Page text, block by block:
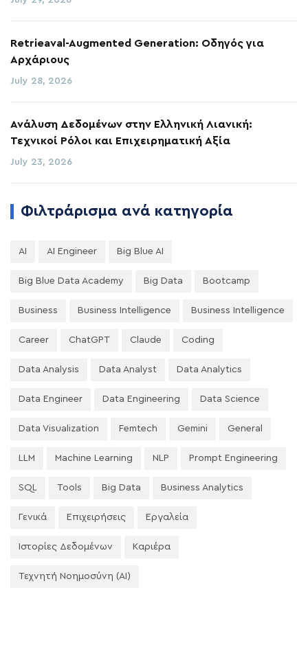
Retrieaval-Augmented Generation: Οδηγός για
Αρχάριους
July 28, 2026
Ανάλυση Δεδομένων στην Ελληνική Λιανική:
Τεχνικοί Ρόλοι και Επιχειρηματική Αξία
July 23, 2026
Φιλτράρισμα ανά κατηγορία
AI AI Engineer Big Blue AI
Big Blue Data Academy Big Data Bootcamp
Business Business Intelligence Business Intelligence
Career ChatGPT Claude Coding
Data Analysis Data Analyst Data Analytics
Data Engineer Data Engineering Data Science
Data Visualization Femtech Gemini General
LLM Machine Learning NLP Prompt Engineering
SQL Tools Big Data Business Analytics
Γενικά Επιχειρήσεις Εργαλεία
Ιστορίες Δεδομένων Καριέρα
Τεχνητή Νοημοσύνη (AI)